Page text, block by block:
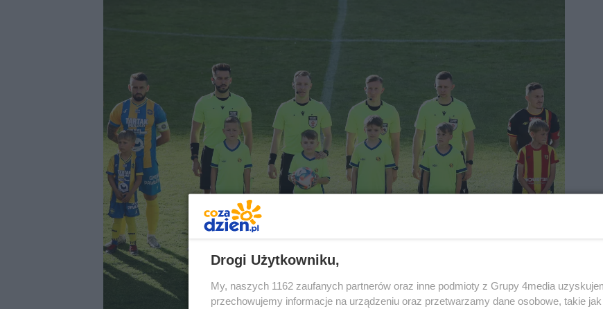
Drogi Użytkowniku,
My, naszych 1162 zaufanych partnerów oraz inne podmioty z Grupy 4media
przechowujemy informacje na urządzeniu oraz przetwarzamy dane osobowe, takie